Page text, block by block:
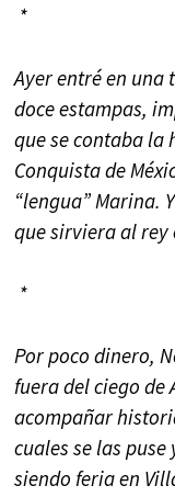
*
Ayer entré en una
doce estampas,
que se contaba la
Conquista de
“lengua” Marina.
que sirviera al rey
*
Por poco dinero,
fuera del ciego de
acompañar
cuales se las
siendo feria en